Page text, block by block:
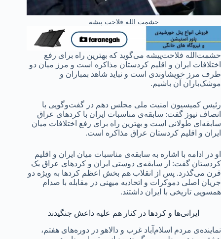
حشمت الله فلاحت پیشه
حشمت‌الله فلاحت‌پیشه می‌گوید که بهترین راه برای رفع
اختلافات ایران و اقلیم کردستان مذاکره است و مرز میان دو
طرف مرز خویشاوندی است و نباید شاهد بمباران و
موشک‌باران آن باشیم.
رئیس کمیسیون امنیت ملی مجلس دهم در گفت‌وگویی با
انصاف نیوز گفت: سابقه‌ی مناسبات ایران با کردهای عراق
سابقه‌ای طولانی است و بهترین راه برای رفع اختلافات میان
ایران و اقلیم کردستان عراق مذاکره است.
او در ادامه با اشاره به سابقه‌ی مناسبات میان ایران و اقلیم
کردستان گفت: از سابقه‌ی دوستی ایران و کردهای عراق یک
قرن می‌گذرد. پس از انقلاب هم بخش اعظم کردها به ویژه دو
جریان اصلی دموکرات و اتحادیه میهنی در مقابله با صدام
همسویی تاریخی با ایران داشتند.
ایرانی‌ها و کردها در کنار هم علیه داعش جنگیدند
نماینده‌ی مردم اسلام‌آباد غرب و دالاهو در دوره‌های هفتم،